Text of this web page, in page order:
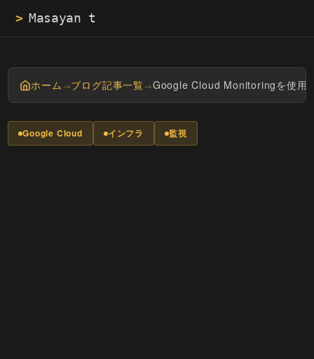
> Masayan tech blog
ホーム→ブログ記事一覧→Google Cloud Monitoringを使用
Google Cloud インフラ 監視